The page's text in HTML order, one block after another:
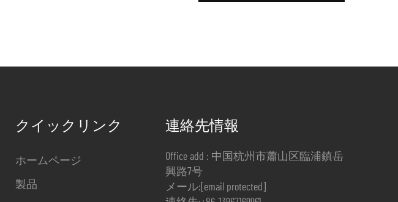
クイックリンク
ホームページ
製品
連絡先情報
Office add : 中国杭州市蕭山区臨浦鎮岳
興路7号
メール: [email protected]